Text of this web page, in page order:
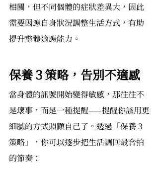
相關，但不同個體的症狀差異大，因此
需要因應自身狀況調整生活方式，有助
提升整體適應能力。
保養３策略，告別不適感
當身體的訊號開始變得敏感，那往往不
是壞事，而是一種提醒——提醒你該用更
細膩的方式照顧自己了。透過「保養 3
策略」，你可以逐步把生活調回最合拍
的節奏：